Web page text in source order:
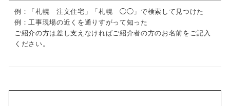
例：「札幌 注文住宅」「札幌 ◯◯」で検索して見つけた
例：工事現場の近くを通りすがって知った
ご紹介の方は差し支えなければご紹介者の方のお名前をご記入
ください。